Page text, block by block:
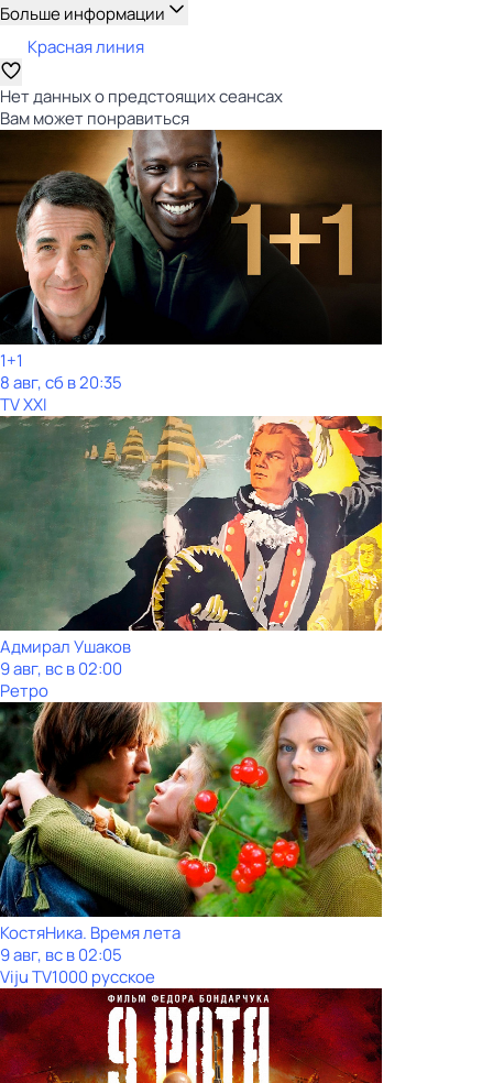
Больше информации
Красная линия
Нет данных о предстоящих сеансах
Вам может понравиться
1+1
8 авг, сб в 20:35
TV XXI
Адмирал Ушаков
9 авг, вс в 02:00
Ретро
КостяНика. Время лета
9 авг, вс в 02:05
Viju TV1000 русское